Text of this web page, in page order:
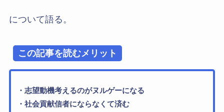
について語る。
この記事を読むメリット
・志望動機考えるのがヌルゲーになる
・社会貢献信者にならなくて済む